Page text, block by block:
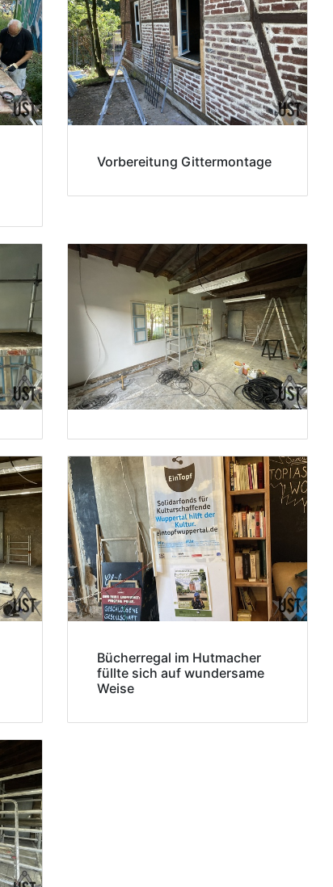
Vorbereitung Gittermontage
Bücherregal im Hutmacher
füllte sich auf wundersame
Weise